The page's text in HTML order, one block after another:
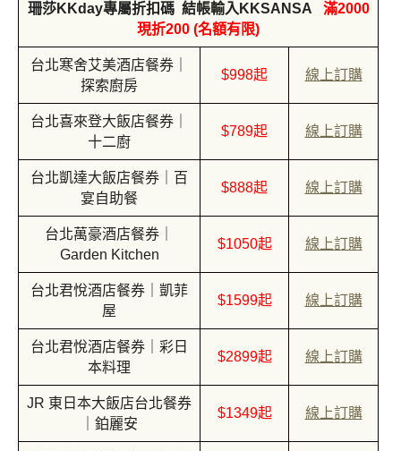
珊莎KKday專屬折扣碼 結帳輸入KKSANSA 滿2000
現折200 (名額有限)
台北寒舍艾美酒店餐券｜
探索廚房
$998起 線上訂購
台北喜來登大飯店餐券｜
十二廚
$789起 線上訂購
台北凱達大飯店餐券｜百
宴自助餐
$888起 線上訂購
台北萬豪酒店餐券｜
Garden Kitchen
$1050起 線上訂購
台北君悅酒店餐券｜凱菲
屋
$1599起 線上訂購
台北君悅酒店餐券｜彩日
本料理
$2899起 線上訂購
JR 東日本大飯店台北餐券
｜鉑麗安
$1349起 線上訂購